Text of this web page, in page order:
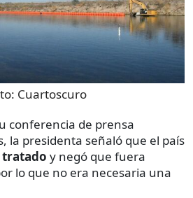
Cuartoscuro
conferencia de prensa
la presidenta señaló que el país
tratado y negó que fuera
lo que no era necesaria una